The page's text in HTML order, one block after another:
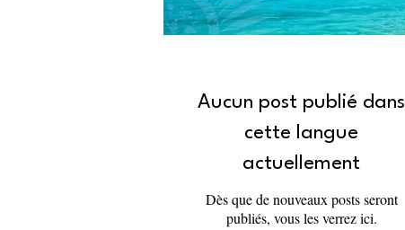
Aucun post publié dans
cette langue
actuellement
Dès que de nouveaux posts seront
publiés, vous les verrez ici.